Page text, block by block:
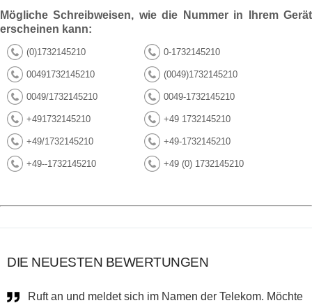
Mögliche Schreibweisen, wie die Nummer in Ihrem Gerät
erscheinen kann:
(0)1732145210 0-1732145210
00491732145210 (0049)1732145210
0049/1732145210 0049-1732145210
+491732145210 +49 1732145210
+49/1732145210 +49-1732145210
+49--1732145210 +49 (0) 1732145210
DIE NEUESTEN BEWERTUNGEN
Ruft an und meldet sich im Namen der Telekom. Möchte